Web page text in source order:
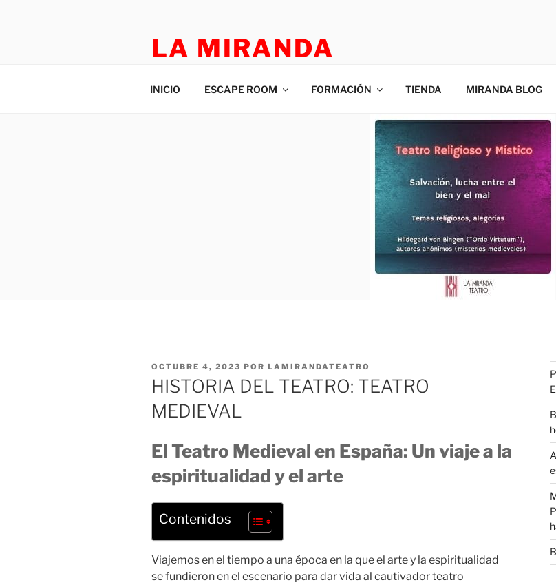
LA MIRANDA
INICIO ESCAPE ROOM FORMACIÓN TIENDA MIRANDA BLOG
OCTUBRE 4, 2023 POR LAMIRANDATEATRO
HISTORIA DEL TEATRO: TEATRO
MEDIEVAL
El Teatro Medieval en España: Un viaje a la
espiritualidad y el arte
Contenidos
Viajemos en el tiempo a una época en la que el arte y la espiritualidad
se fundieron en el escenario para dar vida al cautivador teatro